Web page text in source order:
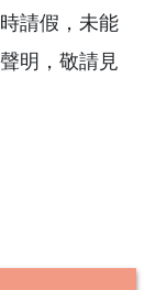
請假，未能
明，敬請見